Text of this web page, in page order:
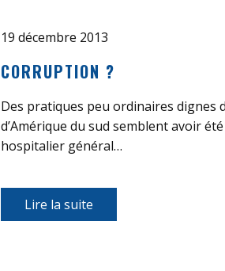
19 décembre 2013
CORRUPTION ?
Des pratiques peu ordinaires dignes
d’Amérique du sud semblent avoir
hospitalier général…
Lire la suite​